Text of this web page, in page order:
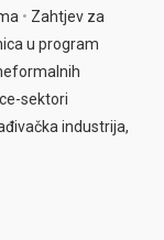
• Zahtjev za
u program
sektori
industrija,